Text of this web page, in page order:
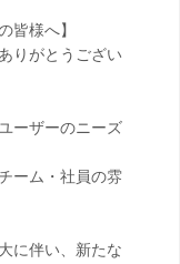
皆様へ】
りがとうござい
ーザーのニーズ
ーム・社員の雰
に伴い、新たな